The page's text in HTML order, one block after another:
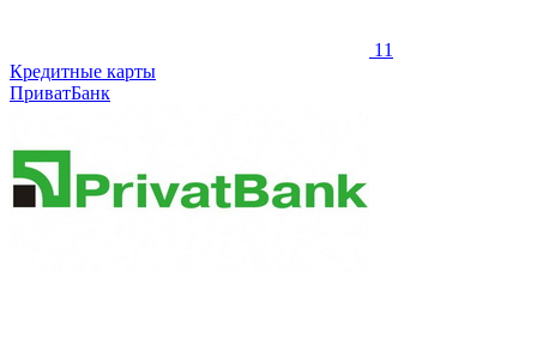
11
Кредитные карты
ПриватБанк